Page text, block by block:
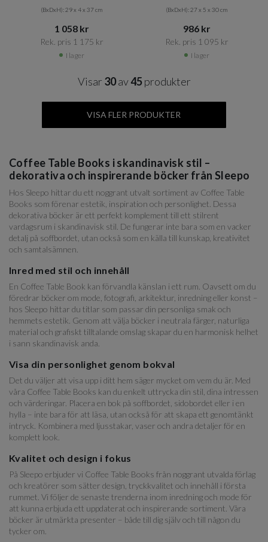
(BxDxH): 29 x 4 x 37 cm
1 058 kr​​
Rek. pris 1 175 kr​​
I lager
(BxDxH): 27 x 5 x 30 cm
986 kr​​
Rek. pris 1 095 kr​​
I lager
Visar 30av45produkter
VISA FLER PRODUKTER
Coffee Table Books i skandinavisk stil –
dekorativa och inspirerande böcker från Sleepo
Hos Sleepo hittar du ett noggrant utvalt sortiment av Coffee Table
Books som förenar estetik, inspiration och personlighet. Dessa
dekorativa böcker är ett perfekt komplement till ett stilrent
vardagsrum i skandinavisk stil. De fungerar inte bara som en vacker
detalj på soffbordet, utan också som en källa till kunskap, kreativitet
och samtalsämnen.
Inred med stil och innehåll
En Coffee Table Book kan förvandla känslan i ett rum. Oavsett om du
föredrar böcker om mode, fotografi, arkitektur, inredning eller konst –
hos Sleepo hittar du titlar som passar din personliga smak och
hemmets estetik. Genom att välja böcker i neutrala färger, naturliga
material och grafiskt tilltalande omslag skapar du en harmonisk helhet
i sann skandinavisk anda.
Visa din personlighet genom bokval
Det du väljer att visa upp i ditt hem säger mycket om vem du är. Med
våra Coffee Table Books kan du enkelt uttrycka din stil, dina intressen
och värderingar. Placera en bok på soffbordet, sidobordet eller i en
hylla – inte bara för att läsa, utan också för att skapa ett genomtänkt
intryck. Kombinera med ljusstakar, vaser och andra detaljer för en
komplett look.
Kvalitet och design i fokus
På Sleepo erbjuder vi Coffee Table Books från noggrant utvalda förlag
och kreatörer som sätter design, tryckkvalitet och innehåll i första
rummet. Vi följer de senaste trenderna inom inredning och mode för
att kunna erbjuda ett uppdaterat och inspirerande sortiment. Våra
böcker är utmärkta presenter – både till dig själv och till någon du
tycker om.